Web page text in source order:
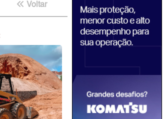
Voltar